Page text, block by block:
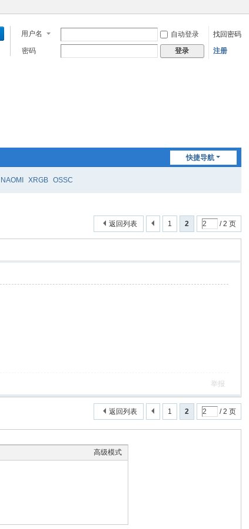
用户名 自动登录
找回密码
密码
登录 注册
快捷导航
NAOMI XRGB OSSC
1 2 / 2 页
返回列表
举报
1 2 / 2 页
返回列表
高级模式